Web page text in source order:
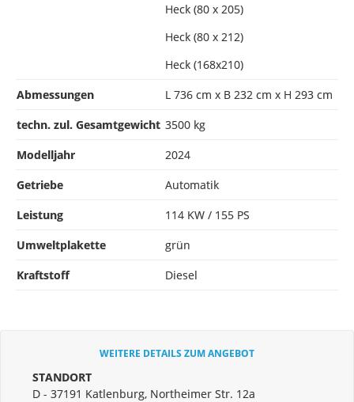
Heck (80 x 205)
Heck (80 x 212)
Heck (168x210)
Abmessungen
L 736 cm x B 232 cm x H 293 cm
techn. zul. Gesamtgewicht 3500 kg
Modelljahr
2024
Getriebe
Automatik
Leistung
114 KW / 155 PS
Umweltplakette
grün
Kraftstoff
Diesel
WEITERE DETAILS ZUM ANGEBOT
STANDORT
D - 37191 Katlenburg, Northeimer Str. 12a